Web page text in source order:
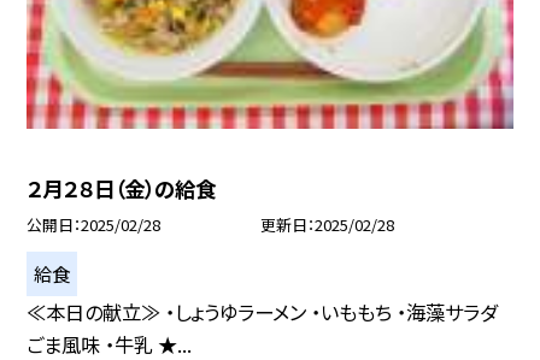
２月２８日（金）の給食
公開日 2025/02/28 更新日 2025/02/28
給食
≪本日の献立≫ ・しょうゆラーメン ・いももち ・海藻サラダ
ごま風味 ・牛乳 ★...